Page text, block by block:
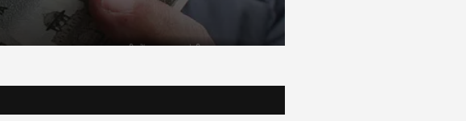
Aaj Ka Rashifal 3 July 2026: शुक्रवार का दिन